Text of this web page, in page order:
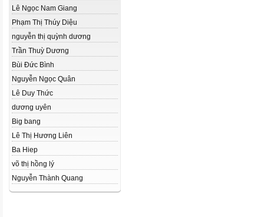
Lê Ngọc Nam Giang
Phạm Thị Thúy Diệu
nguyễn thị quỳnh dương
Trần Thuỳ Dương
Bùi Đức Bình
Nguyễn Ngọc Quân
Lê Duy Thức
dương uyên
Big bang
Lê Thị Hương Liên
Ba Hiep
võ thị hồng lý
Nguyễn Thành Quang